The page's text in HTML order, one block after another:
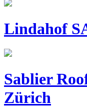
Lindahof
Sablier
Zürich